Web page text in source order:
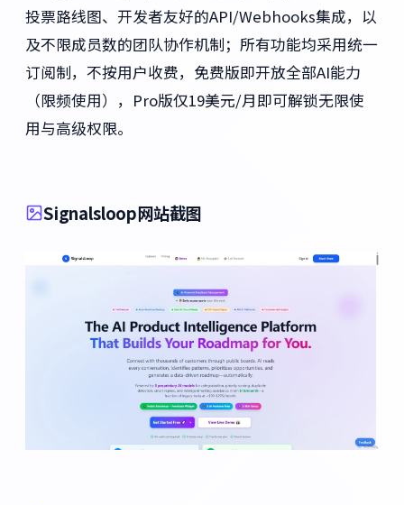
投票路线图、开发者友好的API/Webhooks集成，以
及不限成员数的团队协作机制；所有功能均采用统一
订阅制，不按用户收费，免费版即开放全部AI能力
（限频使用），Pro版仅19美元/月即可解锁无限使
用与高级权限。
Signalsloop网站截图